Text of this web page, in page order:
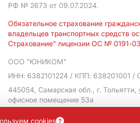
РФ № 2673 от 09.07.2024.
Обязательное страхование
владельцев транспортных средств
Страхование" лицензии ОС № 0191-03
ООО "ЮНИКОМ"
ИНН: 6382101224 / КПП: 638201001 /
445054, Самарская обл., г. Тольятти,
офисное помещение 53а
Политика в отношении обработки
cookies